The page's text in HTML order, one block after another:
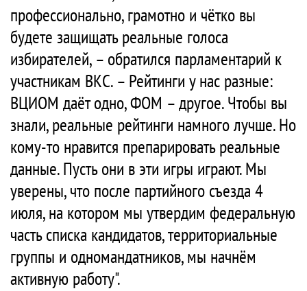
профессионально, грамотно и чётко вы
будете защищать реальные голоса
избирателей, – обратился парламентарий к
участникам ВКС. – Рейтинги у нас разные:
ВЦИОМ даёт одно, ФОМ – другое. Чтобы вы
знали, реальные рейтинги намного лучше. Но
кому-то нравится препарировать реальные
данные. Пусть они в эти игры играют. Мы
уверены, что после партийного съезда 4
июля, на котором мы утвердим федеральную
часть списка кандидатов, территориальные
группы и одномандатников, мы начнём
активную работу".